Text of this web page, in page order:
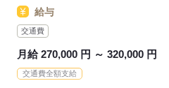
◆フィールドセールス部
◆SNSマーケティング部
◆総務部
◆経理部 など！
【選考フロー】
■コミュニケーションが得意な方
応募
給与
交通費
月給 270,000 円 ～ 320,000 円
交通費全額支給